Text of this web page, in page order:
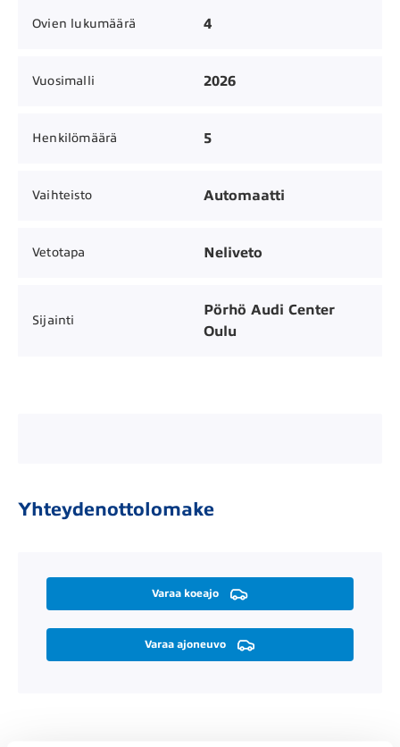
Ovien lukumäärä 4
Vuosimalli 2026
Henkilömäärä 5
Vaihteisto Automaatti
Vetotapa Neliveto
Sijainti
Pörhö Audi Center
Oulu
Yhteydenottolomake
Varaa koeajo
Varaa ajoneuvo